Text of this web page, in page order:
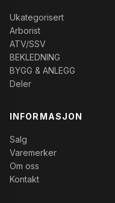
Ukategorisert
Arborist
ATV/SSV
BEKLEDNING
BYGG & ANLEGG
Deler
INFORMASJON
Salg
Varemerker
Om oss
Kontakt